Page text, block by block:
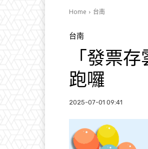
Home 台南
台南
「發票
跑囉
2025-07-01 09:41